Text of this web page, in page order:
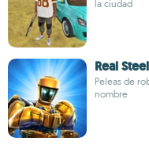
la ciudad
Real
Peleas de
nombre